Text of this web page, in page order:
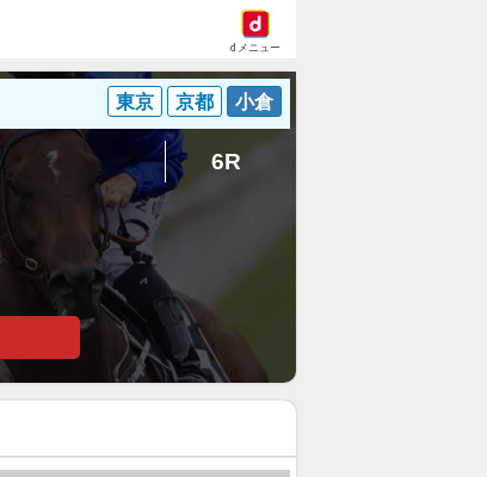
dメニュー
東京 京都 小倉
6R